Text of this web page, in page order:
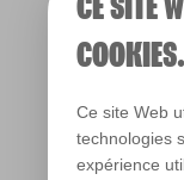
CE SITE
COOKIES.
Ce site Web
technologies
expérience
Blue